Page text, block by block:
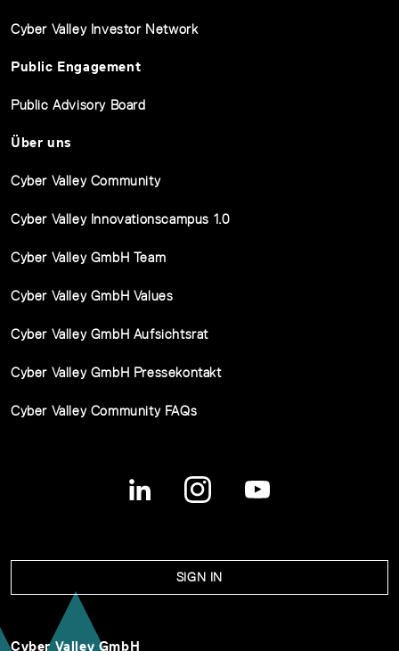
Cyber Valley Investor Network
Public Engagement
Public Advisory Board
Über uns
Cyber Valley Community
Cyber Valley Innovationscampus 1.0
Cyber Valley GmbH Team
Cyber Valley GmbH Values
Cyber Valley GmbH Aufsichtsrat
Cyber Valley GmbH Pressekontakt
Cyber Valley Community FAQs
SIGN IN
Cyber Valley GmbH